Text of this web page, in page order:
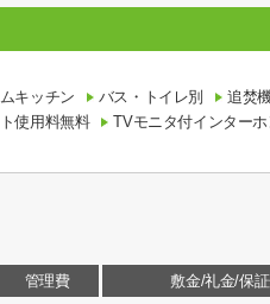
キッチン バス・トイレ別 追焚
使用料無料 TVモニタ付インターホ
管理費 敷金/礼金/保